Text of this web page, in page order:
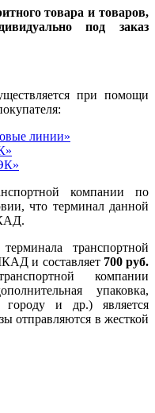
товара и товаров,
под заказ
при помощи
линии»
компании по
что терминал данной
транспортной
и составляет 700 руб.
компании
упаковка,
городу и др.) является
отправляются в жесткой